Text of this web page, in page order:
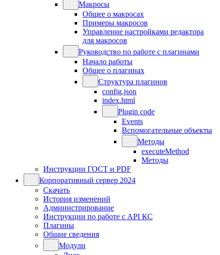
Макросы
Общее о макросах
Примеры макросов
Управление настройками редактора
для макросов
Руководство по работе с плагинами
Начало работы
Общее о плагинах
Структура плагинов
config.json
index.html
Plugin code
Events
Вспомогательные объекты
Методы
executeMethod
Методы
Инструкции ГОСТ и PDF
Корпоративный сервер 2024
Скачать
История изменений
Администрирование
Инструкции по работе с API КС
Плагины
Общие сведения
Модули